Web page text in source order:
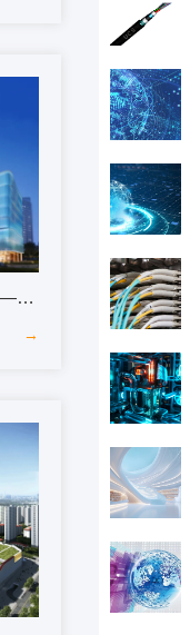
146米城市新地标——南通艾美&万怡酒店傲然矗立
→